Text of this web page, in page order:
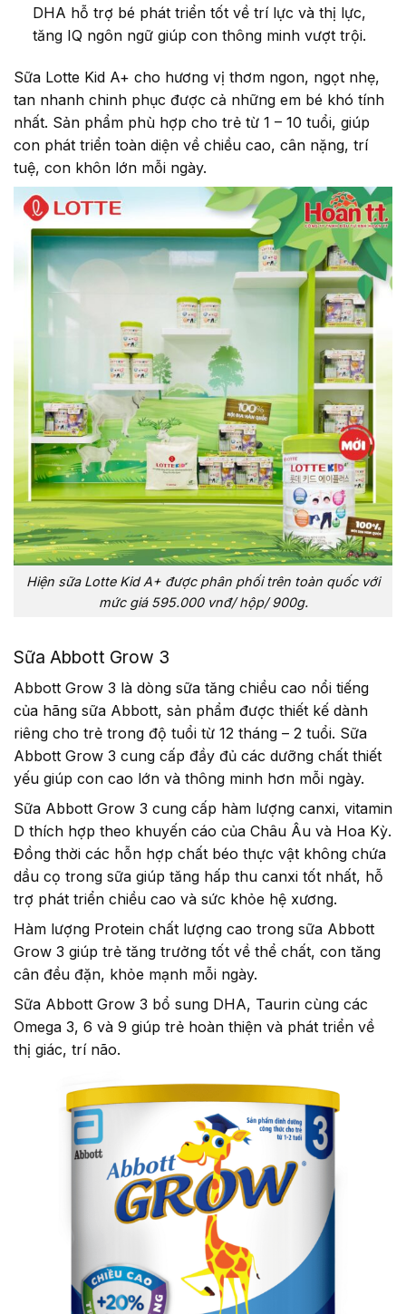
DHA hỗ trợ bé phát triển tốt về trí lực và thị lực,
tăng IQ ngôn ngữ giúp con thông minh vượt trội.
Sữa Lotte Kid A+ cho hương vị thơm ngon, ngọt nhẹ,
tan nhanh chinh phục được cả những em bé khó tính
nhất. Sản phẩm phù hợp cho trẻ từ 1 – 10 tuổi, giúp
con phát triển toàn diện về chiều cao, cân nặng, trí
tuệ, con khôn lớn mỗi ngày.
Hiện sữa Lotte Kid A+ được phân phối trên toàn quốc với
mức giá 595.000 vnđ/ hộp/ 900g.
Sữa Abbott Grow 3
Abbott Grow 3 là dòng sữa tăng chiều cao nổi tiếng
của hãng sữa Abbott, sản phẩm được thiết kế dành
riêng cho trẻ trong độ tuổi từ 12 tháng – 2 tuổi. Sữa
Abbott Grow 3 cung cấp đầy đủ các dưỡng chất thiết
yếu giúp con cao lớn và thông minh hơn mỗi ngày.
Sữa Abbott Grow 3 cung cấp hàm lượng canxi, vitamin
D thích hợp theo khuyến cáo của Châu Âu và Hoa Kỳ.
Đồng thời các hỗn hợp chất béo thực vật không chứa
dầu cọ trong sữa giúp tăng hấp thu canxi tốt nhất, hỗ
trợ phát triển chiều cao và sức khỏe hệ xương.
Hàm lượng Protein chất lượng cao trong sữa Abbott
Grow 3 giúp trẻ tăng trưởng tốt về thể chất, con tăng
cân đều đặn, khỏe mạnh mỗi ngày.
Sữa Abbott Grow 3 bổ sung DHA, Taurin cùng các
Omega 3, 6 và 9 giúp trẻ hoàn thiện và phát triển về
thị giác, trí não.